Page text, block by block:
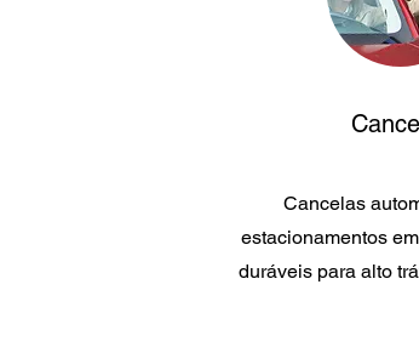
Cancelas
estacionamentos
duráveis para alto